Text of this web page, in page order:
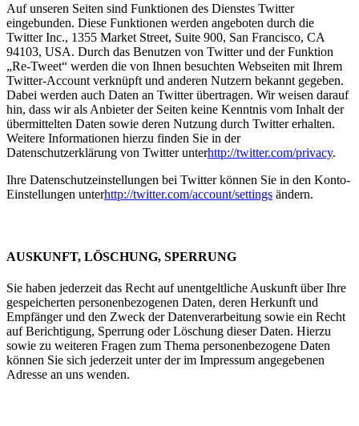
Auf unseren Seiten sind Funktionen des Dienstes Twitter
eingebunden. Diese Funktionen werden angeboten durch die
Twitter Inc., 1355 Market Street, Suite 900, San Francisco, CA
94103, USA. Durch das Benutzen von Twitter und der Funktion
„Re-Tweet“ werden die von Ihnen besuchten Webseiten mit Ihrem
Twitter-Account verknüpft und anderen Nutzern bekannt gegeben.
Dabei werden auch Daten an Twitter übertragen. Wir weisen darauf
hin, dass wir als Anbieter der Seiten keine Kenntnis vom Inhalt der
übermittelten Daten sowie deren Nutzung durch Twitter erhalten.
Weitere Informationen hierzu finden Sie in der
Datenschutzerklärung von Twitter unterhttp://twitter.com/privacy.
Ihre Datenschutzeinstellungen bei Twitter können Sie in den Konto-
Einstellungen unterhttp://twitter.com/account/settings ändern.
AUSKUNFT, LÖSCHUNG, SPERRUNG
Sie haben jederzeit das Recht auf unentgeltliche Auskunft über Ihre
gespeicherten personenbezogenen Daten, deren Herkunft und
Empfänger und den Zweck der Datenverarbeitung sowie ein Recht
auf Berichtigung, Sperrung oder Löschung dieser Daten. Hierzu
sowie zu weiteren Fragen zum Thema personenbezogene Daten
können Sie sich jederzeit unter der im Impressum angegebenen
Adresse an uns wenden.